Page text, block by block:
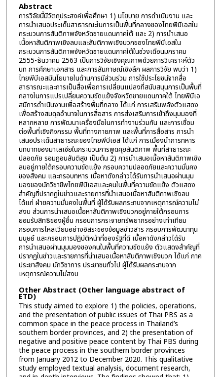
Abstract
การวิจัยนี้มีวัตถุประสงค์เพื่อศึกษา 1) นโยบาย การดำเนินงาน และ
การนำเสนอประเด็นสาธารณะในการเป็นพื้นที่กลางของไทยพีบีเอสใน
กระบวนการสันติภาพจังหวัดชายแดนภาคใต้ และ 2) การนำเสนอ
เนื้อหาสันติภาพเชิงลบและสันติภาพเชิงบวกของไทยพีบีเอสใน
กระบวนการสันติภาพจังหวัดชายแดนภาคใต้ในช่วงเดือนมกราคม
2555-ธันวาคม 2563 เป็นการวิจัยเชิงคุณภาพด้วยการวิเคราะห์ตัว
บท การศึกษาเอกสาร และการสัมภาษณ์เชิงลึก ผลการวิจัย พบว่า 1)
ไทยพีบีเอสมีนโยบายในด้านการมีส่วนร่วม การใช้ประโยชน์จากสื่อ
สาธารณะและการเป็นสื่อเพื่อการเปลี่ยนแปลงที่สนับสนุนการเป็นพื้นที่
กลางในการแปรเปลี่ยนความขัดแย้งจังหวัดชายแดนภาคใต้ ไทยพีบีเอ
สมีการดำเนินงานเพื่อสร้างพื้นที่กลาง ได้แก่ การเสริมพลังตัวแสดง
เพื่อสร้างสมดุลอำนาจในการสื่อสาร การส่งเสริมการเข้าถึงมุมมองที่
หลากหลาย การพัฒนาเครื่องมือในการทำงานร่วมกัน และการเชื่อม
ต่อพื้นที่เชิงกิจกรรม พื้นที่ทางกายภาพ และพื้นที่การสื่อสาร การนำ
เสนอประเด็นสาธารณะของไทยพีบีเอส ได้แก่ การเมืองนำการทหาร
บทบาทของมาเลเซียในกระบวนการพูดคุยสันติภาพ พื้นที่สาธารณะ
ปลอดภัย รอมฎอนสันติสุข เป็นต้น 2) การนำเสนอเนื้อหาสันติภาพเชิง
ลบอยู่ภายใต้กรอบความขัดแย้ง กรอบความปลอดภัยและความมั่นคง
ของสังคม และกรอบทหาร เนื้อหาดังกล่าวได้รับการนำเสนอผ่านมุม
มองของนักวิชาชีพไทยพีบีเอสและคนในพื้นที่ความขัดแย้ง ตัวแสดง
สำคัญที่ปรากฏในข่าวและรายการที่นำเสนอเนื้อหาสันติภาพเชิงลบ
ได้แก่ ฝ่ายความมั่นคงในพื้นที่ ผู้ได้รับผลกระทบจากเหตุการณ์ความไม่
สงบ ส่วนการนำเสนอเนื้อหาสันติภาพเชิงบวกอยู่ภายใต้กรอบการ
ยอมรับสิทธิของผู้อื่น กรอบการกระจายทรัพยากรอย่างเท่าเทียม
กรอบการไหลเวียนอย่างอิสระของข้อมูลข่าวสาร กรอบการพัฒนาทุน
มนุษย์ และกรอบการปฏิบัติหน้าที่ของรัฐที่ดี เนื้อหาดังกล่าวได้รับ
การนำเสนอผ่านมุมมองของคนในพื้นที่ความขัดแย้ง ตัวแสดงสำคัญที่
ปรากฏในข่าวและรายการที่นำเสนอเนื้อหาสันติภาพเชิงบวก ได้แก่ ภาค
ประชาสังคม นักวิชาการ ประชาชนทั่วไป ผู้ได้รับผลกระทบจาก
เหตุการณ์ความไม่สงบ
Other Abstract (Other language abstract of
ETD)
This study aimed to explore 1) the policies, operations,
and the presentation of public issues of Thai PBS as a
common space in the peace process in Thailand’s
southern border provinces, and 2) the presentation of
negative and positive peace content by Thai PBS during
the peace process in the southern border provinces
from January 2012 to December 2020. This qualitative
study employed textual analysis, document research,